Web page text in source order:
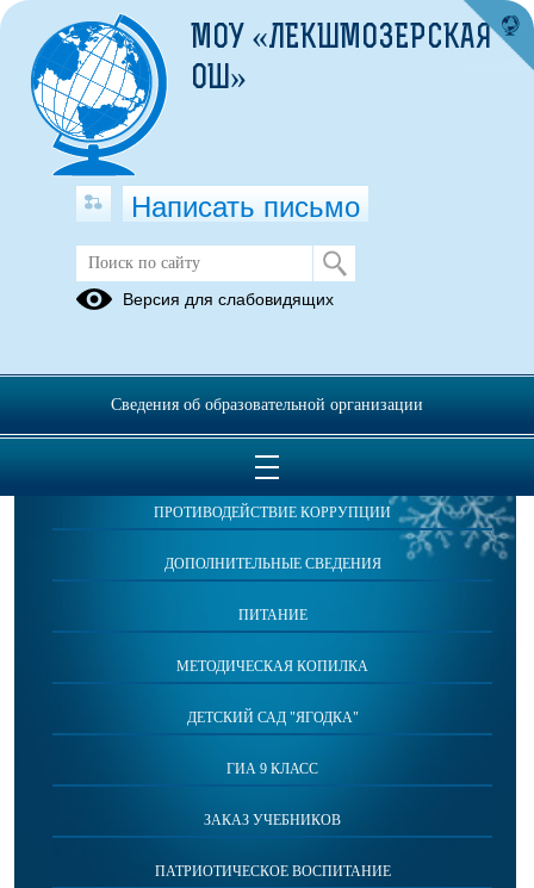
Публикации за 17.07.2025
ОБРАЩЕНИЯ ГРАЖДАН
ПРОТИВОДЕЙСТВИЕ КОРРУПЦИИ
ДОПОЛНИТЕЛЬНЫЕ СВЕДЕНИЯ
ПИТАНИЕ
МЕТОДИЧЕСКАЯ КОПИЛКА
ДЕТСКИЙ САД "ЯГОДКА"
ГИА 9 КЛАСС
ЗАКАЗ УЧЕБНИКОВ
ПАТРИОТИЧЕСКОЕ ВОСПИТАНИЕ
МОУ «ЛЕКШМОЗЕРСКАЯ
ОШ»
Написать письмо
Версия для слабовидящих
Сведения об образовательной организации